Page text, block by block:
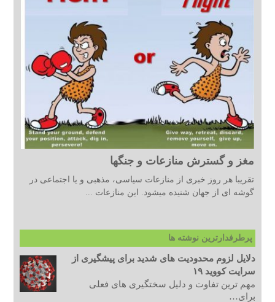
مغز و گسترش منازعات و جنگها
تقریبا هر روز خبری از منازعات سیاسی، مذهبی و یا اجتماعی در
گوشه ای از جهان شنیده میشود. این منازعات ...
پرطرفدارترین نوشته ها
دلایل لزوم محدودیت های شدید برای پیشگیری از
سرایت کووید ۱۹
مهم ترین تفاوت و دلیل سختگیری های فعلی
برای…